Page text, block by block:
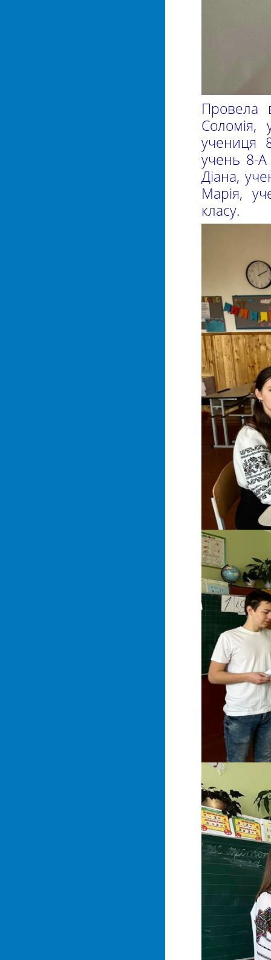
Провела
учениця
учень 8-А
Діана,
Марія,
класу.